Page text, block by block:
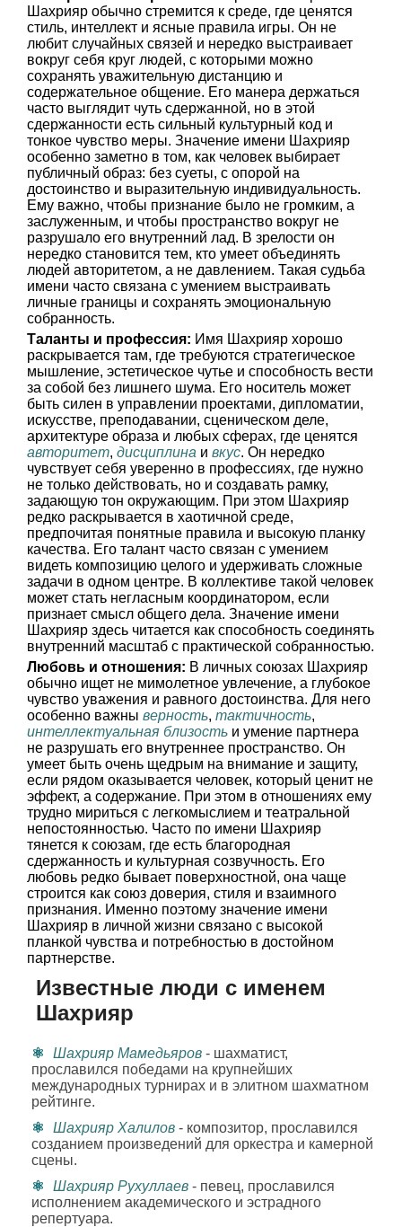
Шахрияр обычно стремится к среде, где ценятся
стиль, интеллект и ясные правила игры. Он не
любит случайных связей и нередко выстраивает
вокруг себя круг людей, с которыми можно
сохранять уважительную дистанцию и
содержательное общение. Его манера держаться
часто выглядит чуть сдержанной, но в этой
сдержанности есть сильный культурный код и
тонкое чувство меры. Значение имени Шахрияр
особенно заметно в том, как человек выбирает
публичный образ: без суеты, с опорой на
достоинство и выразительную индивидуальность.
Ему важно, чтобы признание было не громким, а
заслуженным, и чтобы пространство вокруг не
разрушало его внутренний лад. В зрелости он
нередко становится тем, кто умеет объединять
людей авторитетом, а не давлением. Такая судьба
имени часто связана с умением выстраивать
личные границы и сохранять эмоциональную
собранность.
Таланты и профессия: Имя Шахрияр хорошо
раскрывается там, где требуются стратегическое
мышление, эстетическое чутье и способность вести
за собой без лишнего шума. Его носитель может
быть силен в управлении проектами, дипломатии,
искусстве, преподавании, сценическом деле,
архитектуре образа и любых сферах, где ценятся
авторитет, дисциплина и вкус. Он нередко
чувствует себя уверенно в профессиях, где нужно
не только действовать, но и создавать рамку,
задающую тон окружающим. При этом Шахрияр
редко раскрывается в хаотичной среде,
предпочитая понятные правила и высокую планку
качества. Его талант часто связан с умением
видеть композицию целого и удерживать сложные
задачи в одном центре. В коллективе такой человек
может стать негласным координатором, если
признает смысл общего дела. Значение имени
Шахрияр здесь читается как способность соединять
внутренний масштаб с практической собранностью.
Любовь и отношения: В личных союзах Шахрияр
обычно ищет не мимолетное увлечение, а глубокое
чувство уважения и равного достоинства. Для него
особенно важны верность, тактичность,
интеллектуальная близость и умение партнера
не разрушать его внутреннее пространство. Он
умеет быть очень щедрым на внимание и защиту,
если рядом оказывается человек, который ценит не
эффект, а содержание. При этом в отношениях ему
трудно мириться с легкомыслием и театральной
непостоянностью. Часто по имени Шахрияр
тянется к союзам, где есть благородная
сдержанность и культурная созвучность. Его
любовь редко бывает поверхностной, она чаще
строится как союз доверия, стиля и взаимного
признания. Именно поэтому значение имени
Шахрияр в личной жизни связано с высокой
планкой чувства и потребностью в достойном
партнерстве.
Известные люди с именем
Шахрияр
Шахрияр Мамедьяров - шахматист,
прославился победами на крупнейших
международных турнирах и в элитном шахматном
рейтинге.
Шахрияр Халилов - композитор, прославился
созданием произведений для оркестра и камерной
сцены.
Шахрияр Рухуллаев - певец, прославился
исполнением академического и эстрадного
репертуара.